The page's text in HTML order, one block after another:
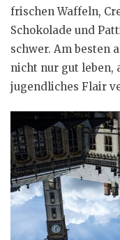
frischen Waffeln,
Schokolade und
schwer. Am besten
nicht nur gut leben,
jugendliches Flair